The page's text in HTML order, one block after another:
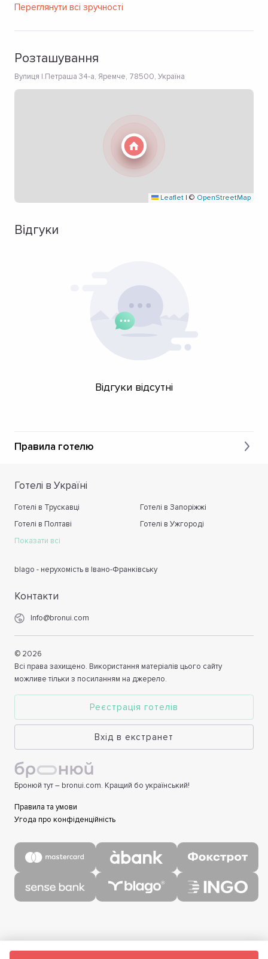
Переглянути всі зручності
Розташування
Вулиця І.Петраша 34-а, Яремче, 78500, Україна
Leaflet | © OpenStreetMap
Відгуки
Відгуки відсутні
Правила готелю
Готелі в Україні
Готелі в Трускавці
Готелі в Запоріжжі
Готелі в Полтаві
Готелі в Ужгороді
Показати всі
blago - нерухомість в Івано-Франківську
Контакти
Info@bronui.com
© 2026
Всі права захищено. Використання матеріалів цього сайту
можливе тільки з посиланням на джерело.
Реєстрація готелів
Вхід в екстранет
Бронюй тут – bronui.com. Кращий бо український!
Правила та умови
Угода про конфіденційність